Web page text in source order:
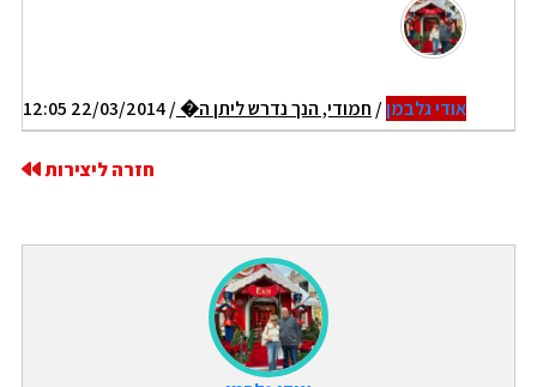
אודי גלבמן/ חמודי, הנך נדרש ליתן ה�/ 22/03/2014 12:05
חזרה ליצירות